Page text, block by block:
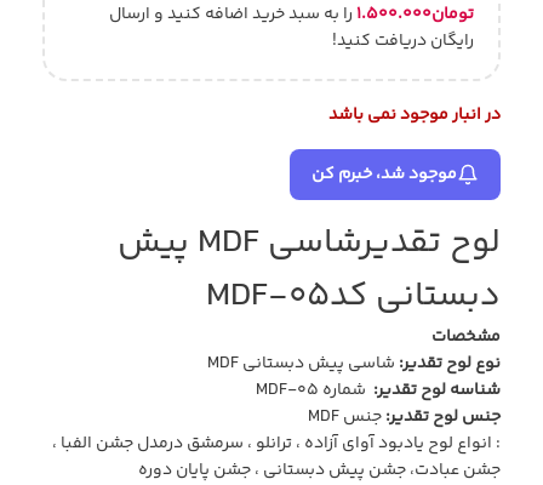
تومان۱.۵۰۰.۰۰۰ را به سبد خرید اضافه کنید و ارسال
رایگان دریافت کنید!
در انبار موجود نمی باشد
موجود شد، خبرم کن
لوح تقدیرشاسی MDF پیش
دبستانی کدMDF-05
مشخصات
نوع لوح تقدیر: شاسی پیش دبستانی MDF
شناسه لوح تقدیر: شماره MDF-05
جنس لوح تقدیر:جنس MDF
: انواع لوح یادبود آوای آزاده ، ترانلو ، سرمشق درمدل جشن الفبا ،
جشن عبادت، جشن پیش دبستانی ، جشن پایان دوره